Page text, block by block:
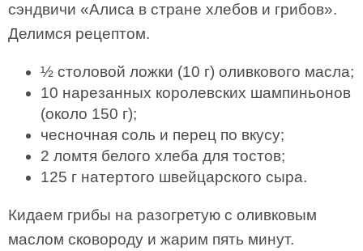
сэндвичи «Алиса в стране хлебов и грибов».
Делимся рецептом.
½ столовой ложки (10 г) оливкового масла;
10 нарезанных королевских шампиньонов
(около 150 г);
чесночная соль и перец по вкусу;
2 ломтя белого хлеба для тостов;
125 г натертого швейцарского сыра.
Кидаем грибы на разогретую с оливковым
маслом сковороду и жарим пять минут.